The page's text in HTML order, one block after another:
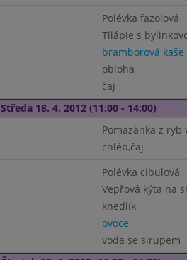
Polévka fazolová
Tilápie s
bramborová kaše
obloha
čaj
Středa 18. 4. 2012 (11:00 - 14:00)
Pomazánka z ryb
chléb,čaj
Polévka cibulová
Vepřová kýta na
knedlík
ovoce
voda se sirupem